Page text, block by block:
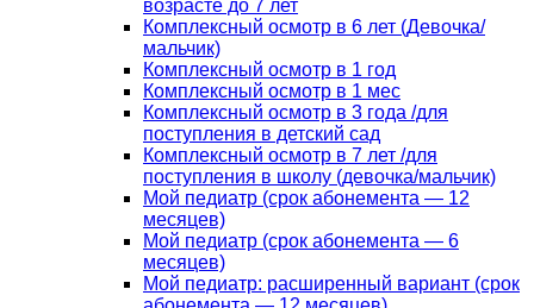
возрасте до 7 лет
Комплексный осмотр в 6 лет (Девочка/
мальчик)
Комплексный осмотр в 1 год
Комплексный осмотр в 1 мес
Комплексный осмотр в 3 года /для
поступления в детский сад
Комплексный осмотр в 7 лет /для
поступления в школу (девочка/мальчик)
Мой педиатр (срок абонемента — 12
месяцев)
Мой педиатр (срок абонемента — 6
месяцев)
Мой педиатр: расширенный вариант (срок